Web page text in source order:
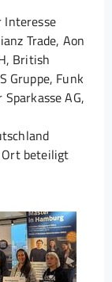
Interesse
Trade, Aon
British
Gruppe, Funk
AG,
Ort beteiligt